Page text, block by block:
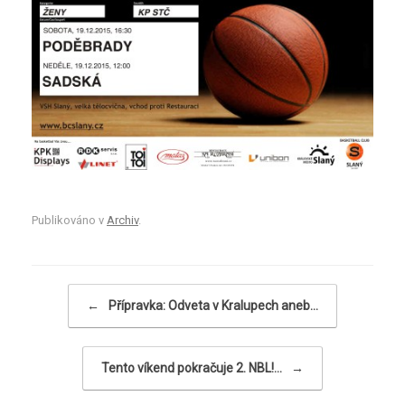
Publikováno v Archiv.
← Přípravka: Odveta v Kralupech aneb…
Tento víkend pokračuje 2. NBL!… →